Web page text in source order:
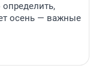
осень — важные